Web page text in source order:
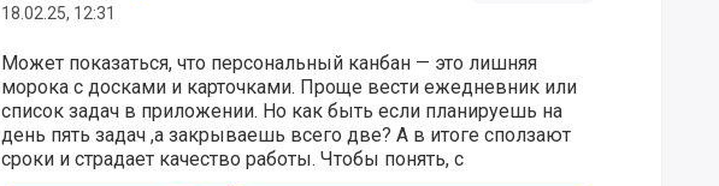
18.02.25, 12:31
Может показаться, что персональный канбан — это лишняя
морока с досками и карточками. Проще вести ежедневник или
список задач в приложении. Но как быть если планируешь на
день пять задач ,а закрываешь всего две? А в итоге сползают
сроки и страдает качество работы. Чтобы понять, с